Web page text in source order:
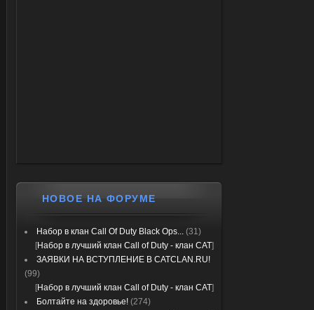
НОВОЕ НА ФОРУМЕ
Набор в клан Call Of Duty Black Ops... (31)
[Набор в лучший клан Call of Duty - клан CAT]
ЗАЯВКИ НА ВСТУПЛЕНИЕ В CATCLAN.RU!
(99)
[Набор в лучший клан Call of Duty - клан CAT]
Болтайте на здоровье! (274)